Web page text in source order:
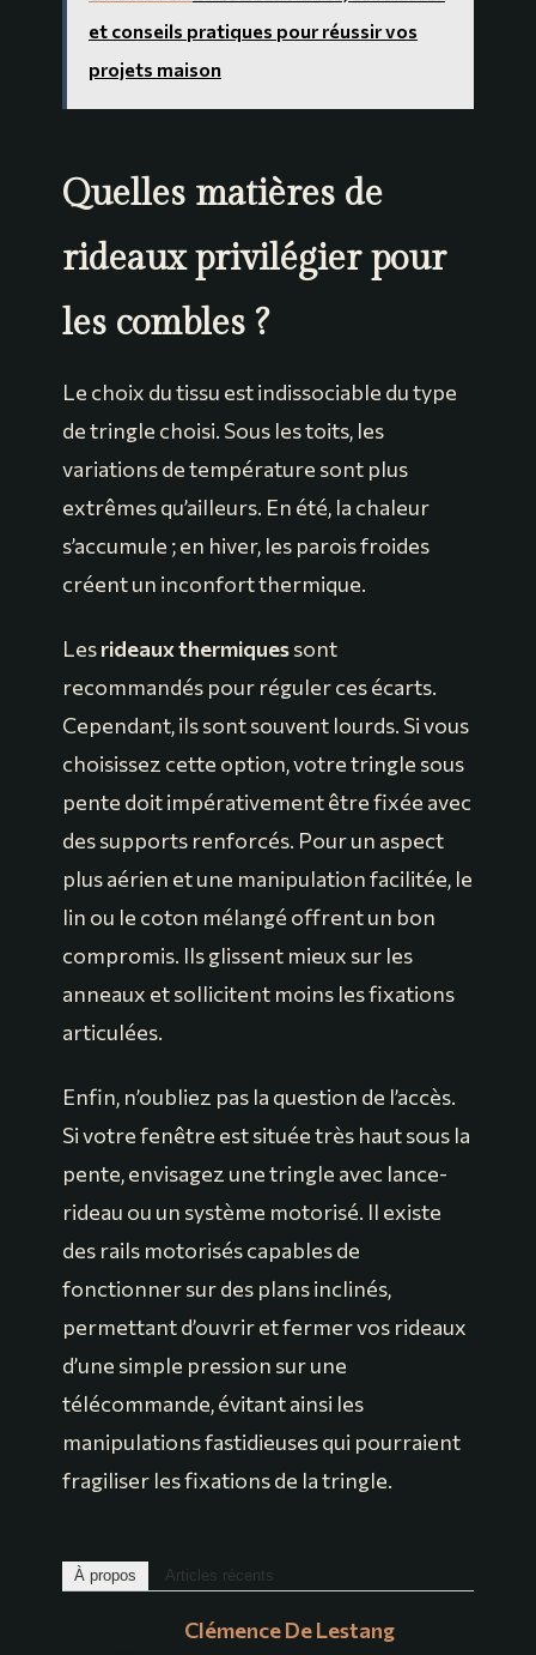
et conseils pratiques pour réussir vos
projets maison
Quelles matières de
rideaux privilégier pour
les combles ?
Le choix du tissu est indissociable du type
de tringle choisi. Sous les toits, les
variations de température sont plus
extrêmes qu’ailleurs. En été, la chaleur
s’accumule ; en hiver, les parois froides
créent un inconfort thermique.
Lesrideaux thermiquessont
recommandés pour réguler ces écarts.
Cependant, ils sont souvent lourds. Si vous
choisissez cette option, votre tringle sous
pente doit impérativement être fixée avec
des supports renforcés. Pour un aspect
plus aérien et une manipulation facilitée, le
lin ou le coton mélangé offrent un bon
compromis. Ils glissent mieux sur les
anneaux et sollicitent moins les fixations
articulées.
Enfin, n’oubliez pas la question de l’accès.
Si votre fenêtre est située très haut sous la
pente, envisagez une tringle avec lance-
rideau ou un système motorisé. Il existe
des rails motorisés capables de
fonctionner sur des plans inclinés,
permettant d’ouvrir et fermer vos rideaux
d’une simple pression sur une
télécommande, évitant ainsi les
manipulations fastidieuses qui pourraient
fragiliser les fixations de la tringle.
À propos Articles récents
Clémence De Lestang